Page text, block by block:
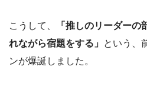
こうして、
「推しのリーダー
れながら宿題をする」 という、
ンが爆誕しました。